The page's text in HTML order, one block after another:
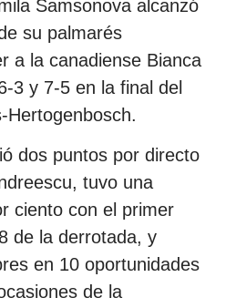
Samsonova alcanzó
su palmarés
a la canadiense Bianca
3 y 7-5 en la final del
dos puntos por directo
tuvo una
ciento con el primer
de la derrotada, y
en 10 oportunidades
de la